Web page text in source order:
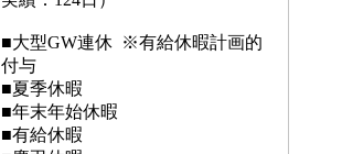
■大型GW連休 ※有給休暇計画的
付与
■夏季休暇
■年末年始休暇
■有給休暇